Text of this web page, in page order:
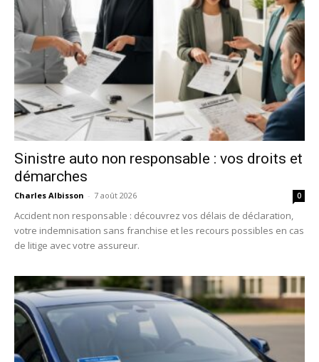
Sinistre auto non responsable : vos droits et
démarches
Charles Albisson - 7 août 2026 0
Accident non responsable : découvrez vos délais de déclaration,
votre indemnisation sans franchise et les recours possibles en cas
de litige avec votre assureur.